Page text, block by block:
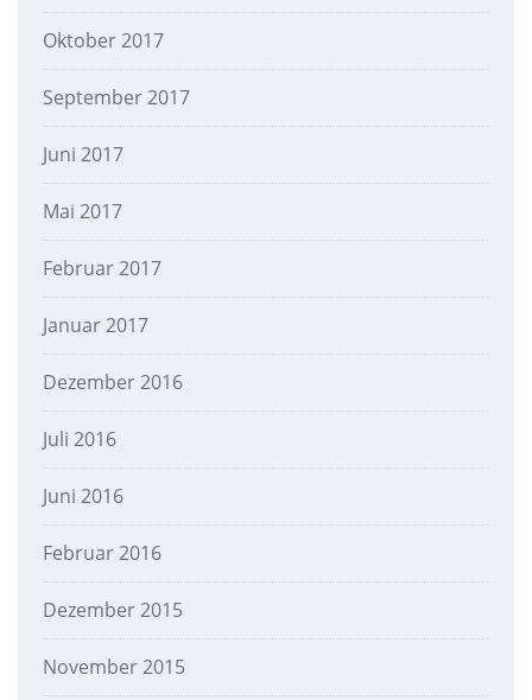
Oktober 2017
September 2017
Juni 2017
Mai 2017
Februar 2017
Januar 2017
Dezember 2016
Juli 2016
Juni 2016
Februar 2016
Dezember 2015
November 2015